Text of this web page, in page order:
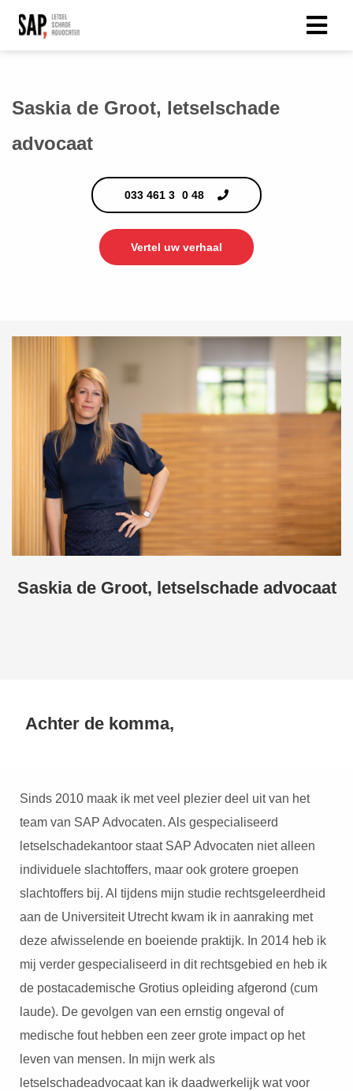
Saskia de Groot, letselschade
advocaat
033 461 3 0 48
Vertel uw verhaal
Saskia de Groot, letselschade advocaat
Achter de komma,
Sinds 2010 maak ik met veel plezier deel uit van het
team van SAP Advocaten. Als gespecialiseerd
letselschadekantoor staat SAP Advocaten niet alleen
individuele slachtoffers, maar ook grotere groepen
slachtoffers bij. Al tijdens mijn studie rechtsgeleerdheid
aan de Universiteit Utrecht kwam ik in aanraking met
deze afwisselende en boeiende praktijk. In 2014 heb ik
mij verder gespecialiseerd in dit rechtsgebied en heb ik
de postacademische Grotius opleiding afgerond (cum
laude). De gevolgen van een ernstig ongeval of
medische fout hebben een zeer grote impact op het
leven van mensen. In mijn werk als
letselschadeadvocaat kan ik daadwerkelijk wat voor